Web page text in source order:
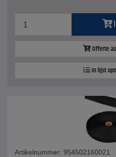
Offerte
In lijst
Artikelnummer: 954502160021